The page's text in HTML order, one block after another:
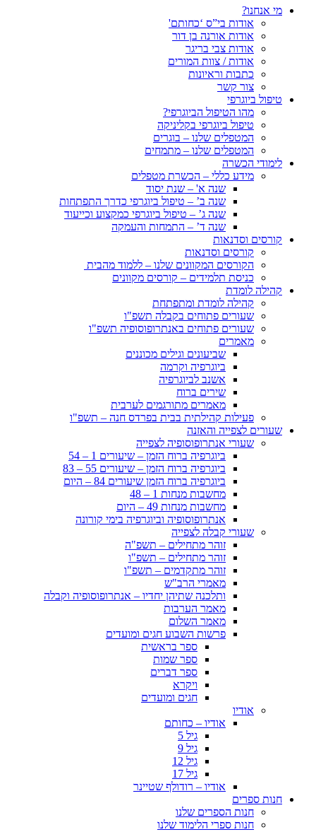
מי אנחנו?
אודות בי”ס ‘כחותם'
אודות אורנה בן דור
אודות צבי בריגר
אודות / צוות המורים
כתבות וראיונות
צור קשר
טיפול ביוגרפי
מהו הטיפול הביוגרפי?
טיפול ביוגרפי בקליניקה
המטפלים שלנו – בוגרים
המטפלים שלנו – מתמחים
לימודי הכשרה
מידע כללי – הכשרת מטפלים
שנה א' – שנת יסוד
שנה ב’ – טיפול ביוגרפי כדרך התפתחות
שנה ג’ – טיפול ביוגרפי כמקצוע וכייעוד
שנה ד’ – התמחות והעמקה
קורסים וסדנאות
קורסים וסדנאות
הקורסים המקוונים שלנו – ללמוד מהבית
כניסת תלמידים – קורסים מקוונים
קהילה לומדת
קהילה לומדת ומתפתחת
שעורים פתוחים בקבלה תשפ"ו
שעורים פתוחים באנתרופוסופיה תשפ"ו
מאמרים
שביעונים וגילים מכוננים
ביוגרפיה וקרמה
אשנב לביוגרפיה
שירים ברוח
מאמרים מתורגמים לערבית
פעילות קהילתית בבית בפרדס חנה – תשפ"ו
שעורים לצפייה והאזנה
שעורי אנתרופוסופיה לצפייה
ביוגרפיה ברוח הזמן – שיעורים 1 – 54
ביוגרפיה ברוח הזמן – שיעורים 55 – 83
ביוגרפיה ברוח הזמן שיעורים 84 – היום
מחשבות מנחות 1 – 48
מחשבות מנחות 49 – היום
אנתרופוסופיה וביוגרפיה בימי קורונה
שעורי קבלה לצפייה
זוהר מתחילים – תשפ"ה
זוהר מתחילים – תשפ"ו
זוהר מתקדמים – תשפ"ו
מאמרי הרב"ש
ותלכנה שתיהן יחדיו – אנתרופוסופיה וקבלה
מאמר הערבות
מאמר השלום
פרשות השבוע חגים ומועדים
ספר בראשית
ספר שמות
ספר דברים
ויקרא
חגים ומועדים
אודיו
אודיו – כחותם
גיל 5
גיל 9
גיל 12
גיל 17
אודיו – רודולף שטיינר
חנות ספרים
חנות הספרים שלנו
חנות ספרי הלימוד שלנו